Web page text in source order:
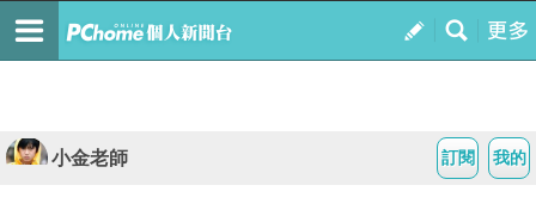
我的
訂閱
小金老師